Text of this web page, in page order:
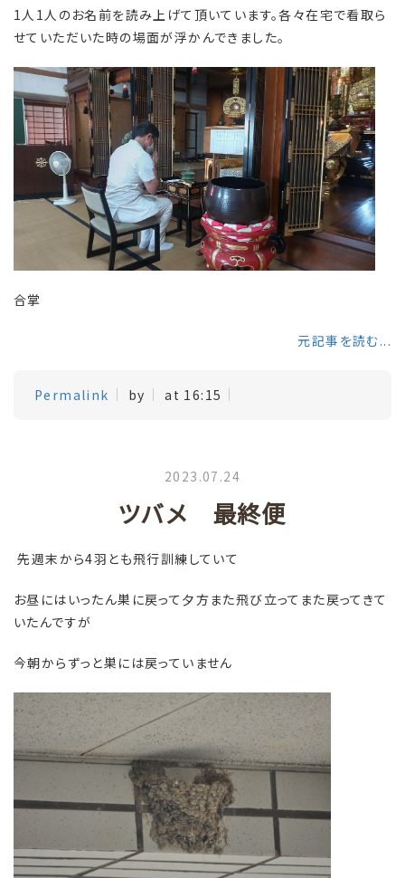
1人1人のお名前を読み上げて頂いています。各々在宅で看取ら
せていただいた時の場面が浮かんできました。
合掌
元記事を読む...
Permalink by at 16:15
2023.07.24
ツバメ 最終便
先週末から4羽とも飛行訓練していて
お昼にはいったん巣に戻って夕方また飛び立ってまた戻ってきて
いたんですが
今朝からずっと巣には戻っていません